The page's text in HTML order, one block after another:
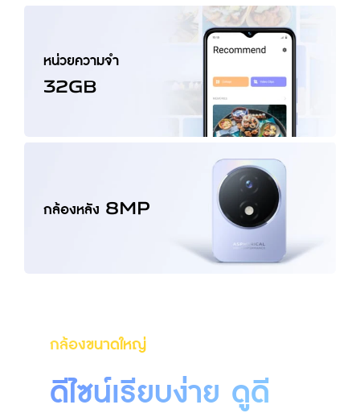
หน่วยความจำ
32GB
กล้องหลัง 8MP
กล้องขนาดใหญ่
ดีไซน์เรียบง่าย ดูดี